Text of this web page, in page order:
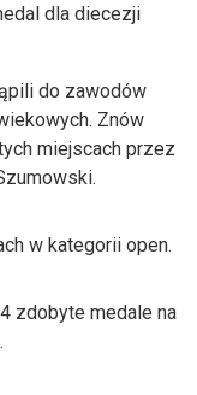
dla diecezji
do zawodów
Znów
miejscach przez
w kategorii open.
zdobyte medale na